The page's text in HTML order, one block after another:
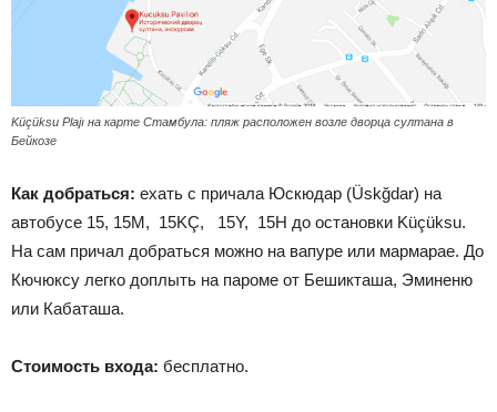
Küçüksu Plajı на карте Стамбула: пляж расположен возле дворца султана в
Бейкозе
Как добраться: ехать с причала Юскюдар (Üskğdar) на
автобусе 15, 15M, 15KÇ, 15Y, 15H до остановки Küçüksu.
На сам причал добраться можно на вапуре или мармарае. До
Кючюксу легко доплыть на пароме от Бешикташа, Эминеню
или Кабаташа.
Стоимость входа: бесплатно.